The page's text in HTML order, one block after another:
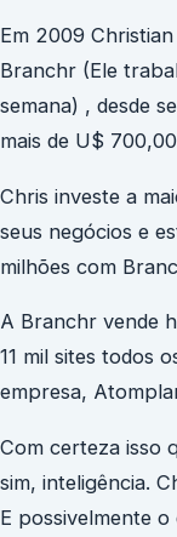
Em 2009
Branchr (Ele
semana) , desde
mais de U$
Chris investe a
seus negócios e
milhões com
A Branchr vende
11 mil sites todos
empresa,
Com certeza isso
sim, inteligência.
E possivelmente o